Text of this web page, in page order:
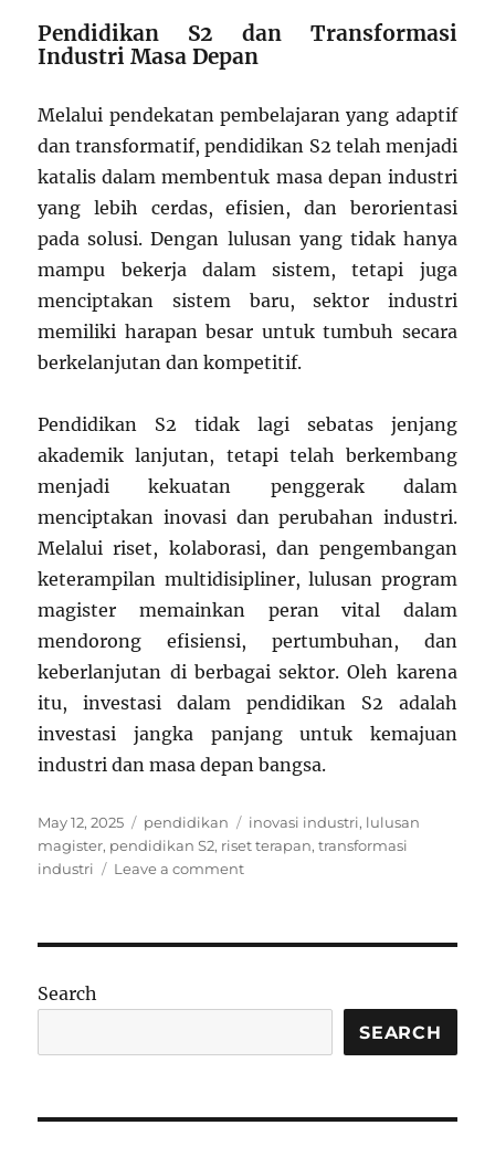
Pendidikan S2 dan Transformasi
Industri Masa Depan
Melalui pendekatan pembelajaran yang adaptif
dan transformatif, pendidikan S2 telah menjadi
katalis dalam membentuk masa depan industri
yang lebih cerdas, efisien, dan berorientasi
pada solusi. Dengan lulusan yang tidak hanya
mampu bekerja dalam sistem, tetapi juga
menciptakan sistem baru, sektor industri
memiliki harapan besar untuk tumbuh secara
berkelanjutan dan kompetitif.
Pendidikan S2 tidak lagi sebatas jenjang
akademik lanjutan, tetapi telah berkembang
menjadi kekuatan penggerak dalam
menciptakan inovasi dan perubahan industri.
Melalui riset, kolaborasi, dan pengembangan
keterampilan multidisipliner, lulusan program
magister memainkan peran vital dalam
mendorong efisiensi, pertumbuhan, dan
keberlanjutan di berbagai sektor. Oleh karena
itu, investasi dalam pendidikan S2 adalah
investasi jangka panjang untuk kemajuan
industri dan masa depan bangsa.
Posted
on
May 12, 2025 Categories
pendidikan Tags
inovasi industri, lulusan
magister, pendidikan S2, riset terapan,transformasi
industri
Leave a commenton
dan
dalam
Search
SEARCH